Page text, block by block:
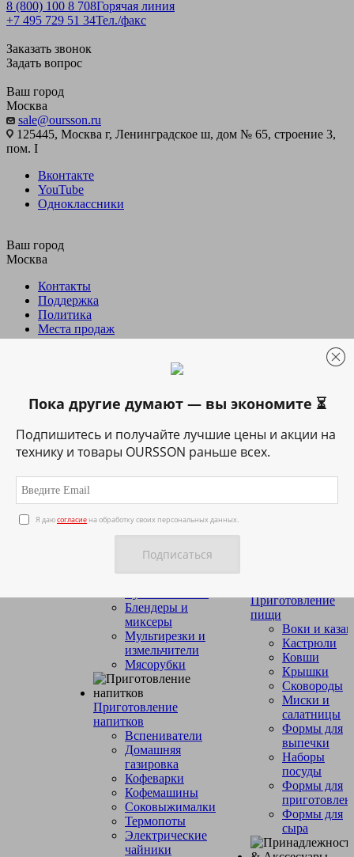
8 (800) 100 8 708Горячая линия
+7 495 729 51 34Тел./факс
Заказать звонок
Задать вопрос
Ваш город
Москва
sale@oursson.ru
125445, Москва г, Ленинградское ш, дом № 65, строение 3,
пом. I
Вконтакте
YouTube
Одноклассники
Ваш город
Москва
Контакты
Поддержка
Политика
Места продаж
...
8 (800) 100 8 708
8 (800) 100 8 708Горячая линия
+7 495 729 51 34
Заказать звонок
Подготовка &
Блендеры и
миксеры
Мультирезки и
измельчители
Мясорубки
Приготовление
напитков
Вспениватели
Домашняя
газировка
Кофеварки
Кофемашины
Соковыжималки
Термопоты
Электрические
чайники
Приготовление
пищи
Воки и
Кастрюли
Ковши
Крышки
Сковороды
Миски и
салатницы
Формы для
выпечки
Наборы
посуды
Формы для
Формы для
сыра
Пока другие думают — вы экономите ⏳
Подпишитесь и получайте лучшие цены и акции на
технику и товары OURSSON раньше всех.
Я даюсогласие на обработку своих персональных данных.